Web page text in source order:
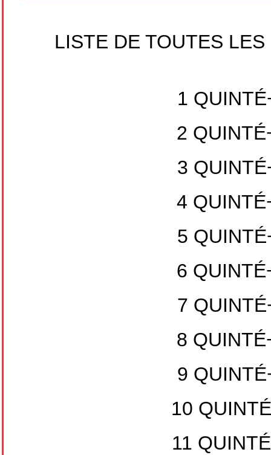
LISTE DE TOUTES
1
2
3
4
5
6
7
8
9
10
11